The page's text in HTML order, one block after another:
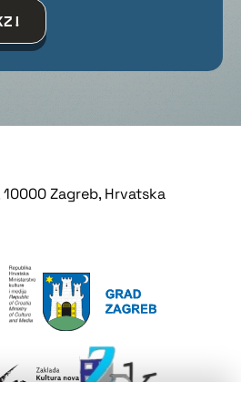
Zagreb, Hrvatska